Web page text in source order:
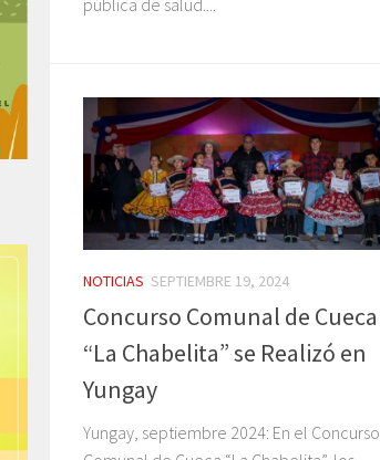
NOTICIAS SEPTIEMBRE 19, 2024
Concurso Comunal de Cueca
“La Chabelita” se Realizó en
Yungay
Yungay, septiembre 2024: En el Concurso